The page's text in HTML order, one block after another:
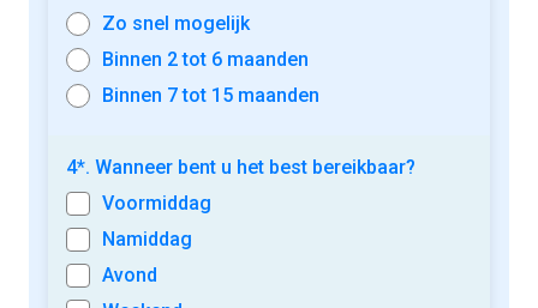
Zo snel mogelijk
Binnen 2 tot 6 maanden
Binnen 7 tot 15 maanden
4*. Wanneer bent u het best bereikbaar?
Voormiddag
Namiddag
Avond